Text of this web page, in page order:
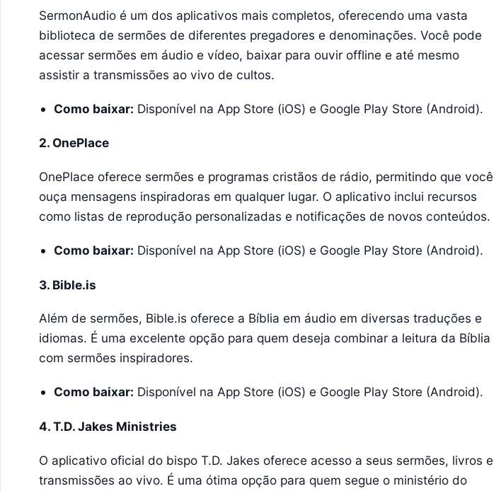
SermonAudio é um dos aplicativos mais completos, oferecendo uma vasta
biblioteca de sermões de diferentes pregadores e denominações. Você pode
acessar sermões em áudio e vídeo, baixar para ouvir offline e até mesmo
assistir a transmissões ao vivo de cultos.
Como baixar: Disponível na App Store (iOS) e Google Play Store (Android).
2. OnePlace
OnePlace oferece sermões e programas cristãos de rádio, permitindo que você
ouça mensagens inspiradoras em qualquer lugar. O aplicativo inclui recursos
como listas de reprodução personalizadas e notificações de novos conteúdos.
Como baixar: Disponível na App Store (iOS) e Google Play Store (Android).
3. Bible.is
Além de sermões, Bible.is oferece a Bíblia em áudio em diversas traduções e
idiomas. É uma excelente opção para quem deseja combinar a leitura da Bíblia
com sermões inspiradores.
Como baixar: Disponível na App Store (iOS) e Google Play Store (Android).
4. T.D. Jakes Ministries
O aplicativo oficial do bispo T.D. Jakes oferece acesso a seus sermões, livros e
transmissões ao vivo. É uma ótima opção para quem segue o ministério do